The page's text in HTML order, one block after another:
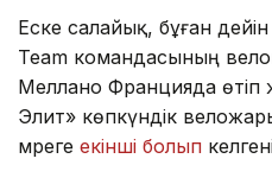
Еске салайық, бұған
Team командасының
Меллано Францияда өтіп
Элит» көпкүндік
мәреге екінші болып